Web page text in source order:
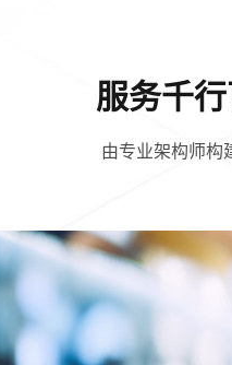
服务千
由专业架构师构